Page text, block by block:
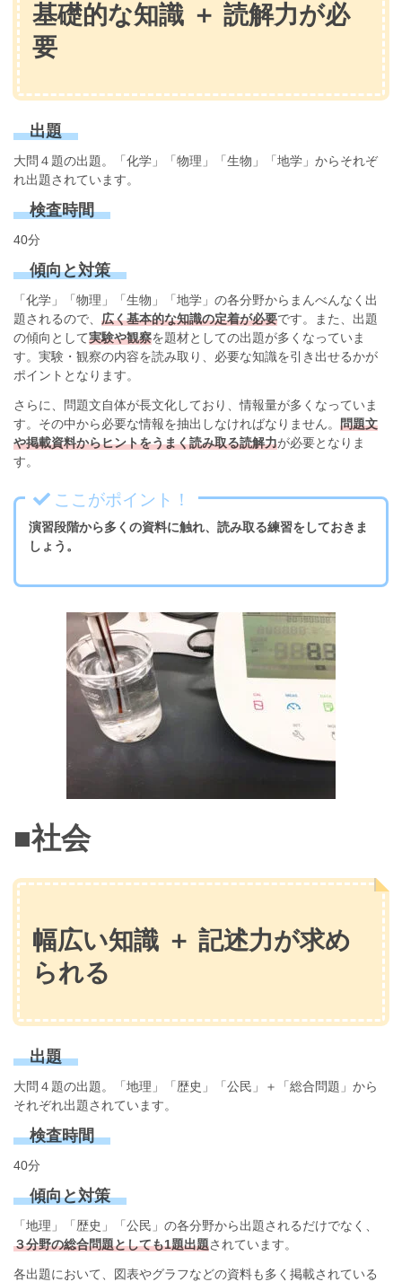
基礎的な知識 ＋ 読解力が必
要
出題
大問４題の出題。「化学」「物理」「生物」「地学」からそれぞ
れ出題されています。
検査時間
40分
傾向と対策
「化学」「物理」「生物」「地学」の各分野からまんべんなく出
題されるので、 広く基本的な知識の定着が必要です。また、出題
の傾向として実験や観察を題材としての出題が多くなっていま
す。実験・観察の内容を読み取り、必要な知識を引き出せるかが
ポイントとなります。
さらに、問題文自体が長文化しており、情報量が多くなっていま
す。その中から必要な情報を抽出しなければなりません。 問題文
や掲載資料からヒントをうまく読み取る読解力が必要となりま
す。
ここがポイント！
演習段階から多くの資料に触れ、読み取る練習をしておきま
しょう。
■社会
幅広い知識 ＋ 記述力が求め
られる
出題
大問４題の出題。「地理」「歴史」「公民」＋「総合問題」から
それぞれ出題されています。
検査時間
40分
傾向と対策
「地理」「歴史」「公民」の各分野から出題されるだけでなく、
３分野の総合問題としても1題出題されています。
各出題において、図表やグラフなどの資料も多く掲載されている